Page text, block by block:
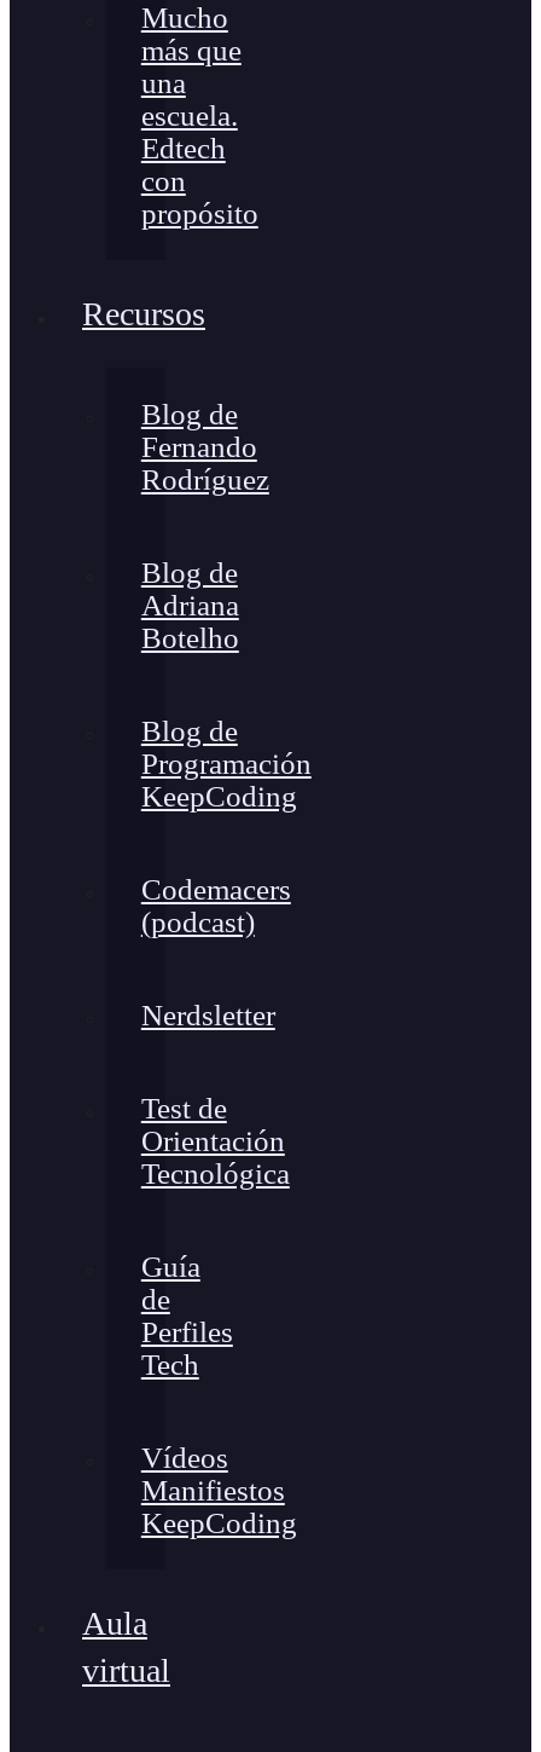
Mucho
más que
una
escuela.
Edtech
con
propósito
Recursos
Blog de
Fernando
Rodríguez
Blog de
Adriana
Botelho
Blog de
Programación
KeepCoding
Codemacers
(podcast)
Nerdsletter
Test de
Orientación
Tecnológica
Guía
de
Perfiles
Tech
Vídeos
Manifiestos
KeepCoding
Aula
virtual